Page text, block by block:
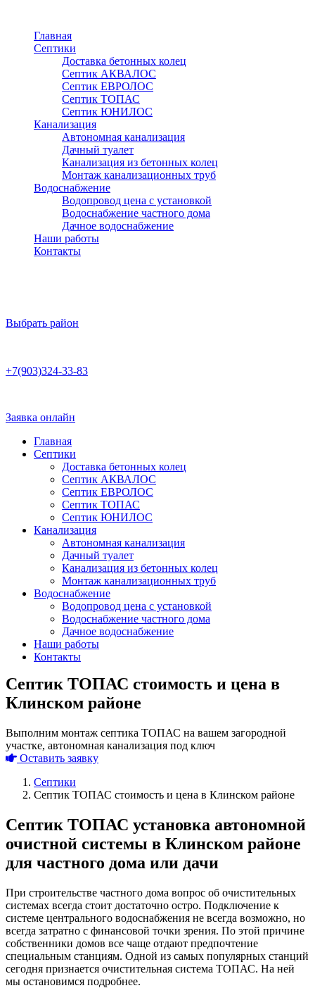
основному
содержанию
Главная
Септики
Доставка бетонных колец
Септик АКВАЛОС
Септик ЕВРОЛОС
Септик ТОПАС
Септик ЮНИЛОС
Канализация
Автономная канализация
Дачный туалет
Канализация из бетонных колец
Монтаж канализационных труб
Водоснабжение
Водопровод цена с установкой
Водоснабжение частного дома
Дачное водоснабжение
Наши работы
Контакты
Выбрать район
+7(903)324-33-83
Заявка онлайн
Главная
Септики
Доставка бетонных колец
Септик АКВАЛОС
Септик ЕВРОЛОС
Септик ТОПАС
Септик ЮНИЛОС
Канализация
Автономная канализация
Дачный туалет
Канализация из бетонных колец
Монтаж канализационных труб
Водоснабжение
Водопровод цена с установкой
Водоснабжение частного дома
Дачное водоснабжение
Наши работы
Контакты
Септик ТОПАС стоимость и цена в
Клинском районе
Выполним монтаж септика ТОПАС на вашем загородной
участке, автономная канализация под ключ
Оставить заявку
Септики
Септик ТОПАС стоимость и цена в Клинском районе
Септик ТОПАС установка автономной
очистной системы в Клинском районе
для частного дома или дачи
При строительстве частного дома вопрос об очистительных
системах всегда стоит достаточно остро. Подключение к
системе центрального водоснабжения не всегда возможно, но
всегда затратно с финансовой точки зрения. По этой причине
собственники домов все чаще отдают предпочтение
специальным станциям. Одной из самых популярных станций
сегодня признается очистительная система ТОПАС. На ней
мы остановимся подробнее.